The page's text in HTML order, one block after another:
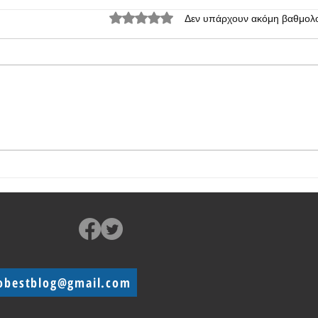
Βαθμολογήθηκε με 0 από 5 αστέρια.
Δεν υπάρχουν ακόμη